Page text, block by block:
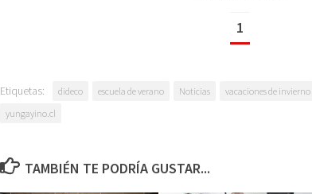
1
Etiquetas: dideco escuela de verano Noticias vacaciones de invierno
yungayino.cl
TAMBIÉN TE PODRÍA GUSTAR...